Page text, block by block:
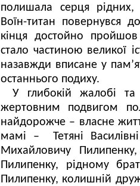
полишала серця
Воїн-титан повернувся
кінця достойно
стало частиною великої
назавжди вписане у
останнього подиху.
У глибокій жалобі
жертовним подвигом
найдорожче – власне
мамі – Тетяні
Михайловичу
Пилипенку, рідному
Пилипенку, колишній